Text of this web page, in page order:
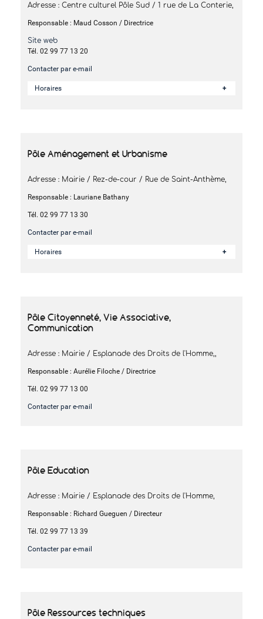
Adresse : Centre culturel Pôle Sud / 1 rue de La Conterie,
Responsable : Maud Cosson / Directrice
Site web
Tél. 02 99 77 13 20
Contacter par e-mail
Horaires
Pôle Aménagement et Urbanisme
Adresse : Mairie / Rez-de-cour / Rue de Saint-Anthème,
Responsable : Lauriane Bathany
Tél. 02 99 77 13 30
Contacter par e-mail
Horaires
Pôle Citoyenneté, Vie Associative,
Communication
Adresse : Mairie / Esplanade des Droits de l'Homme,,
Responsable : Aurélie Filoche / Directrice
Tél. 02 99 77 13 00
Contacter par e-mail
Pôle Education
Adresse : Mairie / Esplanade des Droits de l'Homme,
Responsable : Richard Gueguen / Directeur
Tél. 02 99 77 13 39
Contacter par e-mail
Pôle Ressources techniques